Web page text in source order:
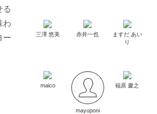
る
わ
ー
三澤 悠美 赤井一也
ますだ あい
り
maico
mayuponi
福原 慶之